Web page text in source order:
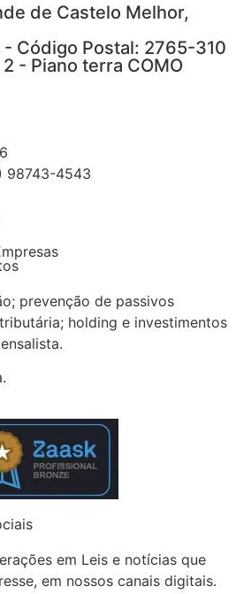
de Castelo Melhor,
Código Postal: 2765-310
- Piano terra COMO
98743-4543
prevenção de passivos
holding e investimentos
em Leis e notícias que
em nossos canais digitais.